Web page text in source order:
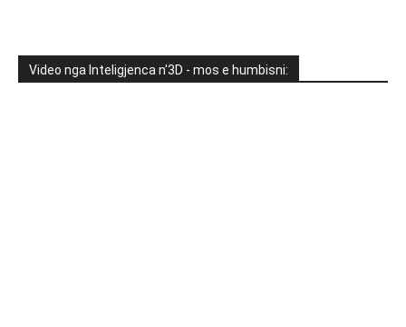
Video nga Inteligjenca n'3D - mos e humbisni: